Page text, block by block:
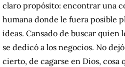
claro propósito: encontrar una
humana donde le fuera posible
ideas. Cansado de buscar quien
se dedicó a los negocios. No
cierto, de cagarse en Dios, cosa